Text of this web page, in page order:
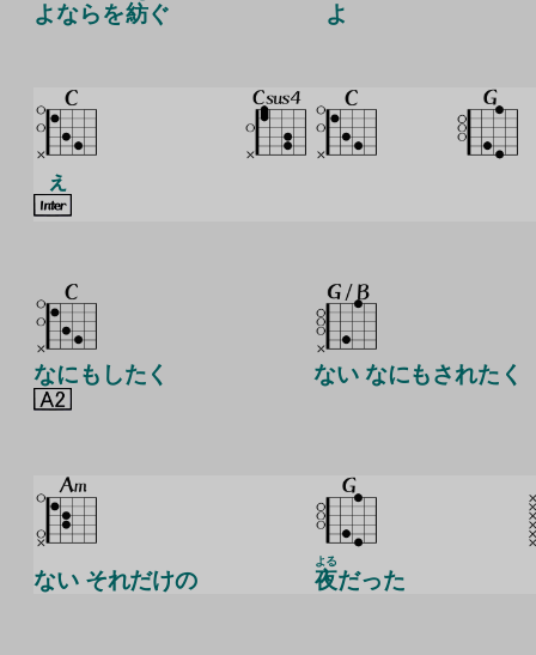
よならを紡ぐ よ
ぇ
なにもしたく ない なにもされたく
ない それだけの 夜
よる
だった